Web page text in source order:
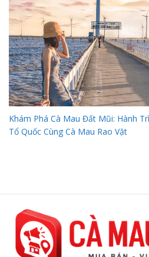
Khám Phá Cà Mau Đất Mũi: Hành
Tổ Quốc Cùng Cà Mau Rao Vặt